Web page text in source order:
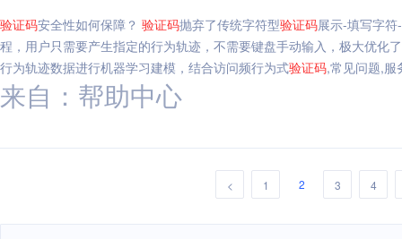
验证码安全性如何保障？ 验证码抛弃了传统字符型验证码展示-填写字
程，用户只需要产生指定的行为轨迹，不需要键盘手动输入，极大优化
行为轨迹数据进行机器学习建模，结合访问频行为式验证码,常见问题,服
来自：帮助中心
< 1 2 3 4